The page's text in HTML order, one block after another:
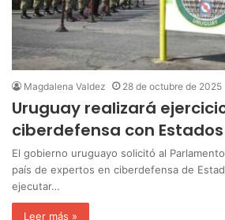
Magdalena Valdez 28 de octubre de 2025
Uruguay realizará
ciberdefensa con
El gobierno uruguayo solicitó al
país de expertos en ciberdefensa de
ejecutar…
Leer más »